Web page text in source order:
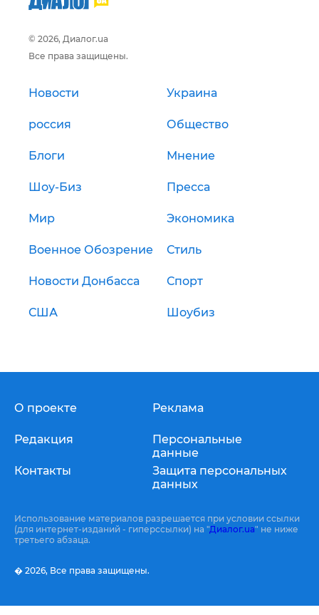
© 2026, Диалог.ua
Все права защищены.
Новости Украина
россия Общество
Блоги Мнение
Шоу-Биз Пресса
Мир Экономика
Военное Обозрение Стиль
Новости Донбасса Спорт
США Шоубиз
О проекте
Редакция
Контакты
Реклама
Персональные
данные
Защита персональных
данных
Использование материалов разрешается при условии ссылки
(для интернет-изданий - гиперссылки) на "Диалог.ua" не ниже
третьего абзаца.
� 2026, Все права защищены.